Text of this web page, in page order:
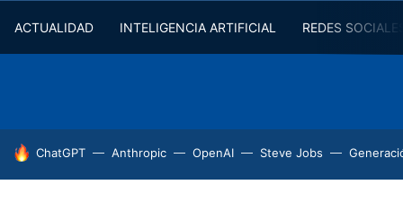
ACTUALIDAD INTELIGENCIA ARTIFICIAL REDES
HOY SE HABLA DE
ChatGPT Anthropic OpenAI Steve Jobs